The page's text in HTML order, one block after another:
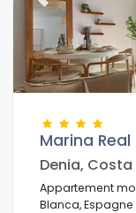
Previous
Marina Real
Denia,
Appartement
Blanca,